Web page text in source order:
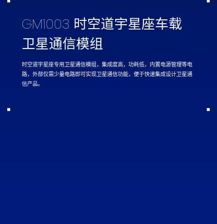
GM1003 时空道宇星座车载
卫星通信模组
时空道宇星座专用卫星通信模组，集成度高，功耗低，内置电源管理等电
路，外部仅需少量电路即可实现卫星通信功能，便于快速集成设计卫星通
信产品。